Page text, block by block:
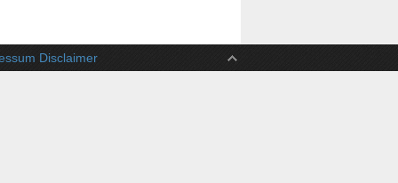
Disclaimer